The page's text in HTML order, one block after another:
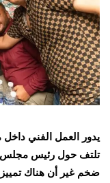
يدور العمل الفني داخل
تلتف حول رئيس مجلس
ضخم غير أن هناك